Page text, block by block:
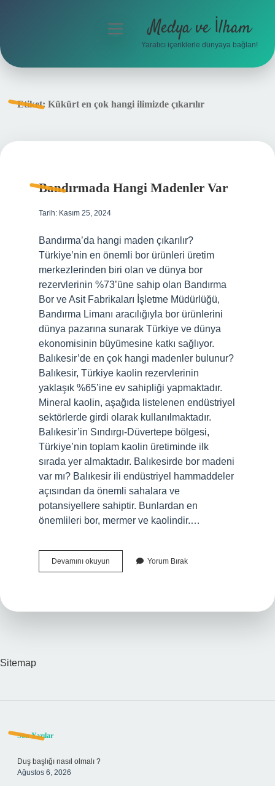
menüyü
Medya ve İlham
Yaratıcı içeriklerle dünyaya bağlan!
Etiket: Kükürt en çok hangi ilimizde çıkarılır
Bandırmada Hangi Madenler Var
Tarih: Kasım 25, 2024
Bandırma’da hangi maden çıkarılır?
Türkiye’nin en önemli bor ürünleri üretim
merkezlerinden biri olan ve dünya bor
rezervlerinin %73’üne sahip olan Bandırma
Bor ve Asit Fabrikaları İşletme Müdürlüğü,
Bandırma Limanı aracılığıyla bor ürünlerini
dünya pazarına sunarak Türkiye ve dünya
ekonomisinin büyümesine katkı sağlıyor.
Balıkesir’de en çok hangi madenler bulunur?
Balıkesir, Türkiye kaolin rezervlerinin
yaklaşık %65’ine ev sahipliği yapmaktadır.
Mineral kaolin, aşağıda listelenen endüstriyel
sektörlerde girdi olarak kullanılmaktadır.
Balıkesir’in Sındırgı-Düvertepe bölgesi,
Türkiye’nin toplam kaolin üretiminde ilk
sırada yer almaktadır. Balıkesirde bor madeni
var mı? Balıkesir ili endüstriyel hammaddeler
açısından da önemli sahalara ve
potansiyellere sahiptir. Bunlardan en
önemlileri bor, mermer ve kaolindir.…
Devamını okuyun Bandırmada
Hangi
Yorum Bırak
Sitemap
Sidebar
Son Yazılar
Duş başlığı nasıl olmalı ?
Ağustos 6, 2026